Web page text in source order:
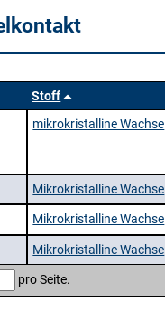
Stoff
mikrokristalline Wachse
Mikrokristalline Wachse
Mikrokristalline Wachse
Mikrokristalline Wachse
pro Seite.